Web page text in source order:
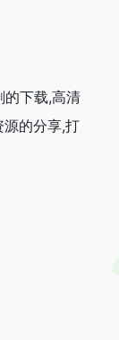
的下载,高清
的分享,打